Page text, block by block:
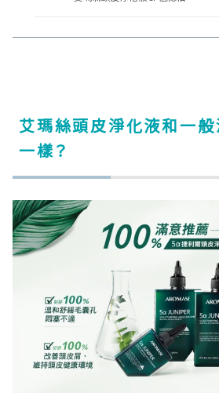
艾瑪絲頭皮淨化液和一
一樣？